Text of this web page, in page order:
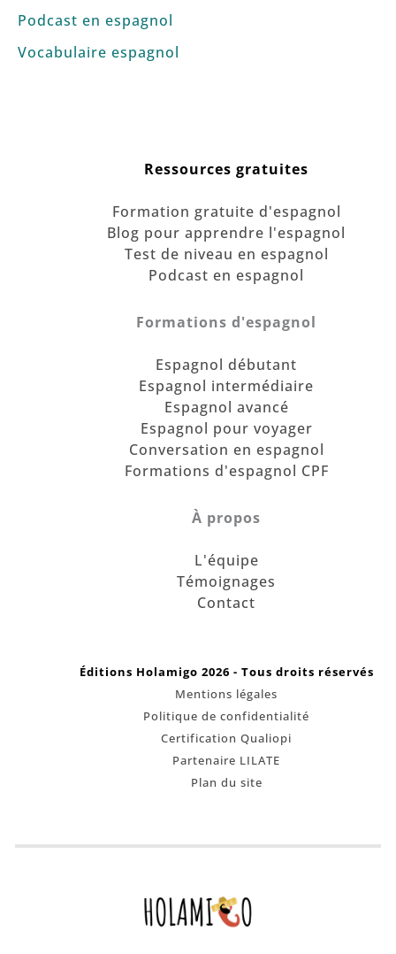
Podcast en espagnol
Vocabulaire espagnol
Ressources gratuites
Formation gratuite d'espagnol
Blog pour apprendre l'espagnol
Test de niveau en espagnol
Podcast en espagnol
Formations d'espagnol
Espagnol débutant
Espagnol intermédiaire
Espagnol avancé
Espagnol pour voyager
Conversation en espagnol
Formations d'espagnol CPF
À propos
L'équipe
Témoignages
Contact
Éditions Holamigo 2026 - Tous droits réservés
Mentions légales
Politique de confidentialité
Certification Qualiopi
Partenaire LILATE
Plan du site